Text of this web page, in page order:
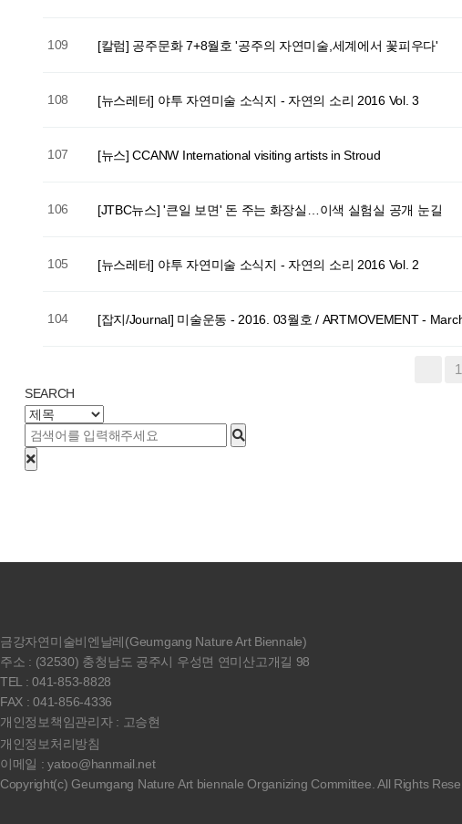
109 [칼럼] 공주문화 7+8월호 '공주의 자연미술,세계에서 꽃피우다'
108 [뉴스레터] 야투 자연미술 소식지 - 자연의 소리 2016 Vol. 3
107 [뉴스] CCANW International visiting artists in Stroud
106 [JTBC뉴스] '큰일 보면' 돈 주는 화장실…이색 실험실 공개 눈길
105 [뉴스레터] 야투 자연미술 소식지 - 자연의 소리 2016 Vol. 2
104 [잡지/Journal] 미술운동 - 2016. 03월호 / ARTMOVEMENT -
1
SEARCH
금강자연미술비엔날레(Geumgang Nature Art Biennale)
주소 : (32530) 충청남도 공주시 우성면 연미산고개길 98
TEL : 041-853-8828
FAX : 041-856-4336
개인정보책임관리자 : 고승현
개인정보처리방침
이메일 : yatoo@hanmail.net
Copyright(c) Geumgang Nature Art biennale Organizing Committee. All Rights